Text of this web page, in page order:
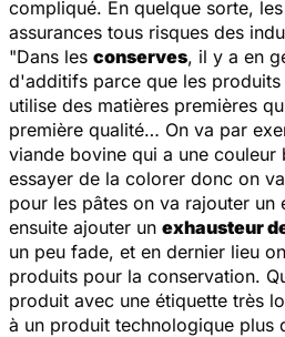
compliqué. En quelque sorte,
assurances tous risques des
"Dans les conserves, il y a en
d'additifs parce que les
utilise des matières premières
première qualité… On va par
viande bovine qui a une couleur
essayer de la colorer donc on
pour les pâtes on va rajouter un
ensuite ajouter un exhausteur
un peu fade, et en dernier lieu
produits pour la conservation.
produit avec une étiquette très
à un produit technologique plus